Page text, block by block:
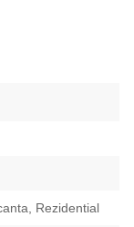
Rezidential